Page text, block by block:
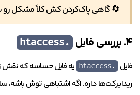
🔄 گاهی پاک‌کردن کش کلاً مشکل رو
۴. بررسی فایل .htaccess
فایل .htaccess
یه فایل حساسه که نقش
ریدایرکت‌ها داره. اگه اشتباهی توش